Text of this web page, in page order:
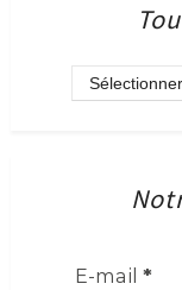
E-mail *